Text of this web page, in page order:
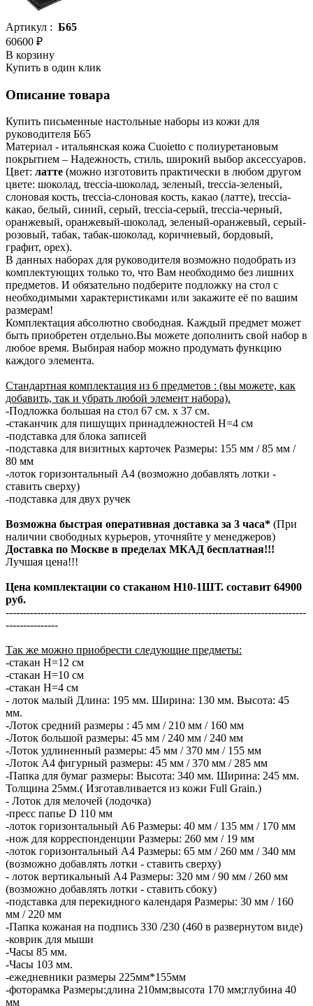
Артикул : Б65
60600 ₽
В корзину
Купить в один клик
Описание товара
Купить письменные настольные наборы из кожи для
руководителя Б65
Материал - итальянская кожа Cuoietto с полиуретановым
покрытием – Надежность, стиль, широкий выбор аксессуаров.
Цвет: латте (можно изготовить практически в любом другом
цвете: шоколад, treccia-шоколад, зеленый, treccia-зеленый,
слоновая кость, treccia-слоновая кость, какао (латте), treccia-
какао, белый, синий, серый, treccia-серый, treccia-черный,
оранжевый, оранжевый-шоколад, зеленый-оранжевый, серый-
розовый, табак, табак-шоколад, коричневый, бордовый,
графит, орех).
В данных наборах для руководителя возможно подобрать из
комплектующих только то, что Вам необходимо без лишних
предметов. И обязательно подберите подложку на стол с
необходимыми характеристиками или закажите её по вашим
размерам!
Комплектация абсолютно свободная. Каждый предмет может
быть приобретен отдельно.Вы можете дополнить свой набор в
любое время. Выбирая набор можно продумать функцию
каждого элемента.
Стандартная комплектация из 6 предметов : (вы можете, как
добавить, так и убрать любой элемент набора).
-Подложка большая на стол 67 см. х 37 см.
-стаканчик для пишущих принадлежностей H=4 см
-подставка для блока записей
-подставка для визитных карточек Размеры: 155 мм / 85 мм /
80 мм
-лоток горизонтальный А4 (возможно добавлять лотки -
ставить сверху)
-подставка для двух ручек
Возможна быстрая оперативная доставка за 3 часа* (При
наличии свободных курьеров, уточняйте у менеджеров)
Доставка по Москве в пределах МКАД бесплатная!!!
Лучшая цена!!!
Цена комплектации со стаканом H10-1ШТ. составит 64900
руб.
--------------------------------------------------------------------------------------
---------------
Так же можно приобрести следующие предметы:
-стакан H=12 см
-стакан H=10 см
-стакан H=4 см
- лоток малый Длина: 195 мм. Ширина: 130 мм. Высота: 45
мм.
-Лоток средний размеры : 45 мм / 210 мм / 160 мм
-Лоток большой размеры: 45 мм / 240 мм / 240 мм
-Лоток удлиненный размеры: 45 мм / 370 мм / 155 мм
-Лоток А4 фигурный размеры: 45 мм / 370 мм / 285 мм
-Папка для бумаг размеры: Высота: 340 мм. Ширина: 245 мм.
Толщина 25мм.( Изготавливается из кожи Full Grain.)
- Лоток для мелочей (лодочка)
-пресс папье D 110 мм
-лоток горизонтальный А6 Размеры: 40 мм / 135 мм / 170 мм
-нож для корреспонденции Размеры: 260 мм / 19 мм
-лоток горизонтальный А4 Размеры: 65 мм / 260 мм / 340 мм
(возможно добавлять лотки - ставить сверху)
- лоток вертикальный А4 Размеры: 320 мм / 90 мм / 260 мм
(возможно добавлять лотки - ставить сбоку)
-подставка для перекидного календаря Размеры: 30 мм / 160
мм / 220 мм
-Папка кожаная на подпись 330 /230 (460 в развернутом виде)
-коврик для мыши
-Часы 85 мм.
-Часы 103 мм.
-ежедневники размеры 225мм*155мм
-фоторамка Размеры:длина 210мм;высота 170 мм;глубина 40
мм